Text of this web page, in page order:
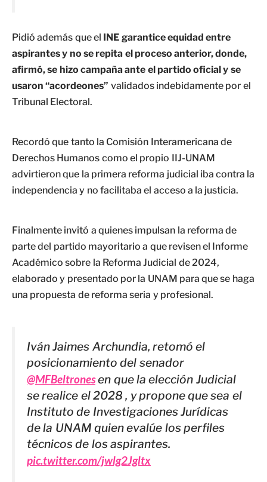
Pidió además que el INE garantice equidad entre
aspirantes y no se repita el proceso anterior, donde,
afirmó, se hizo campaña ante el partido oficial y se
usaron “acordeones” validados indebidamente por el
Tribunal Electoral.
Recordó que tanto la Comisión Interamericana de
Derechos Humanos como el propio IIJ-UNAM
advirtieron que la primera reforma judicial iba contra la
independencia y no facilitaba el acceso a la justicia.
Finalmente invitó a quienes impulsan la reforma de
parte del partido mayoritario a que revisen el Informe
Académico sobre la Reforma Judicial de 2024,
elaborado y presentado por la UNAM para que se haga
una propuesta de reforma seria y profesional.
Iván Jaimes Archundia, retomó el
posicionamiento del senador
@MFBeltronesen que la elección Judicial
se realice el 2028 , y propone que sea el
Instituto de Investigaciones Jurídicas
de la UNAM quien evalúe los perfiles
técnicos de los aspirantes.
pic.twitter.com/jwlg2Jgltx